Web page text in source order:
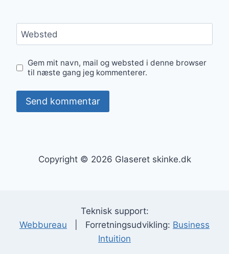
Websted
Gem mit navn, mail og websted i denne browser
til næste gang jeg kommenterer.
Copyright © 2026 Glaseret skinke.dk
Teknisk support:
Webbureau | Forretningsudvikling: Business
Intuition